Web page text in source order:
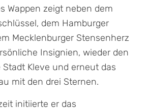
Wappen zeigt neben dem
dem Hamburger
Mecklenburger Stensenherz
Insignien, wieder den
Kleve und erneut das
mit den drei Sternen.
initiierte er das